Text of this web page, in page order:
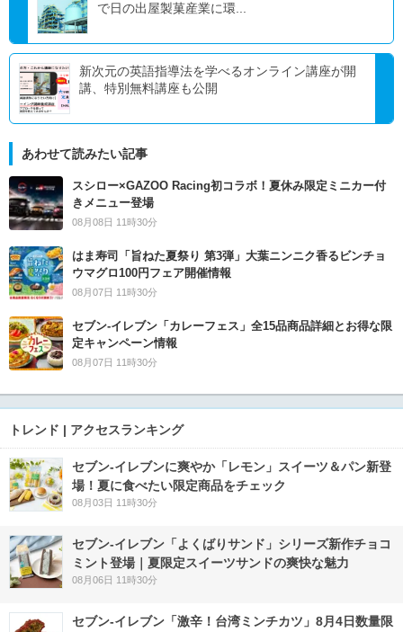
で日の出屋製菓産業に環...
新次元の英語指導法を学べるオンライン講座が開
講、特別無料講座も公開
あわせて読みたい記事
スシロー×GAZOO Racing初コラボ！夏休み限定ミニカー付
きメニュー登場
08月08日 11時30分
はま寿司「旨ねた夏祭り 第3弾」大葉ニンニク香るビンチョ
ウマグロ100円フェア開催情報
08月07日 11時30分
セブン‐イレブン「カレーフェス」全15品商品詳細とお得な限
定キャンペーン情報
08月07日 11時30分
トレンド | アクセスランキング
セブン‐イレブンに爽やか「レモン」スイーツ＆パン新登
場！夏に食べたい限定商品をチェック
08月03日 11時30分
セブン‐イレブン「よくばりサンド」シリーズ新作チョコ
ミント登場｜夏限定スイーツサンドの爽快な魅力
08月06日 11時30分
セブン-イレブン「激辛！台湾ミンチカツ」8月4日数量限